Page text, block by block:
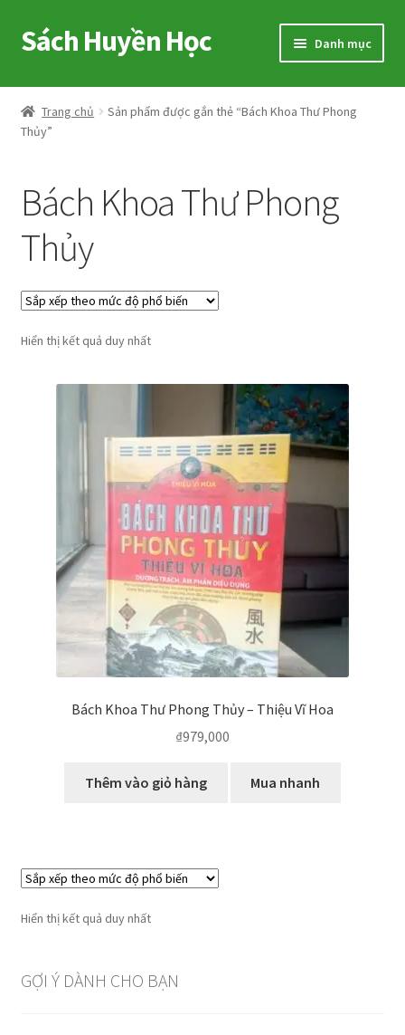
Đi
đến
hướng
Chuyển
đến
dung
Sách Huyền Học Danh mục
Home
Sitemap
Voucher
Trang chủ
Sản phẩm được gắn thẻ “Bách Khoa Thư Phong
Thủy”
Bách Khoa Thư Phong
Thủy
Hiển thị kết quả duy nhất
Bách Khoa Thư Phong Thủy – Thiệu Vĩ Hoa
₫979,000
Thêm vào giỏ hàng Mua nhanh
Hiển thị kết quả duy nhất
GỢI Ý DÀNH CHO BẠN